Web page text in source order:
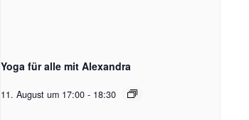
Yoga für alle mit Alexandra
11. August um 17:00 - 18:30